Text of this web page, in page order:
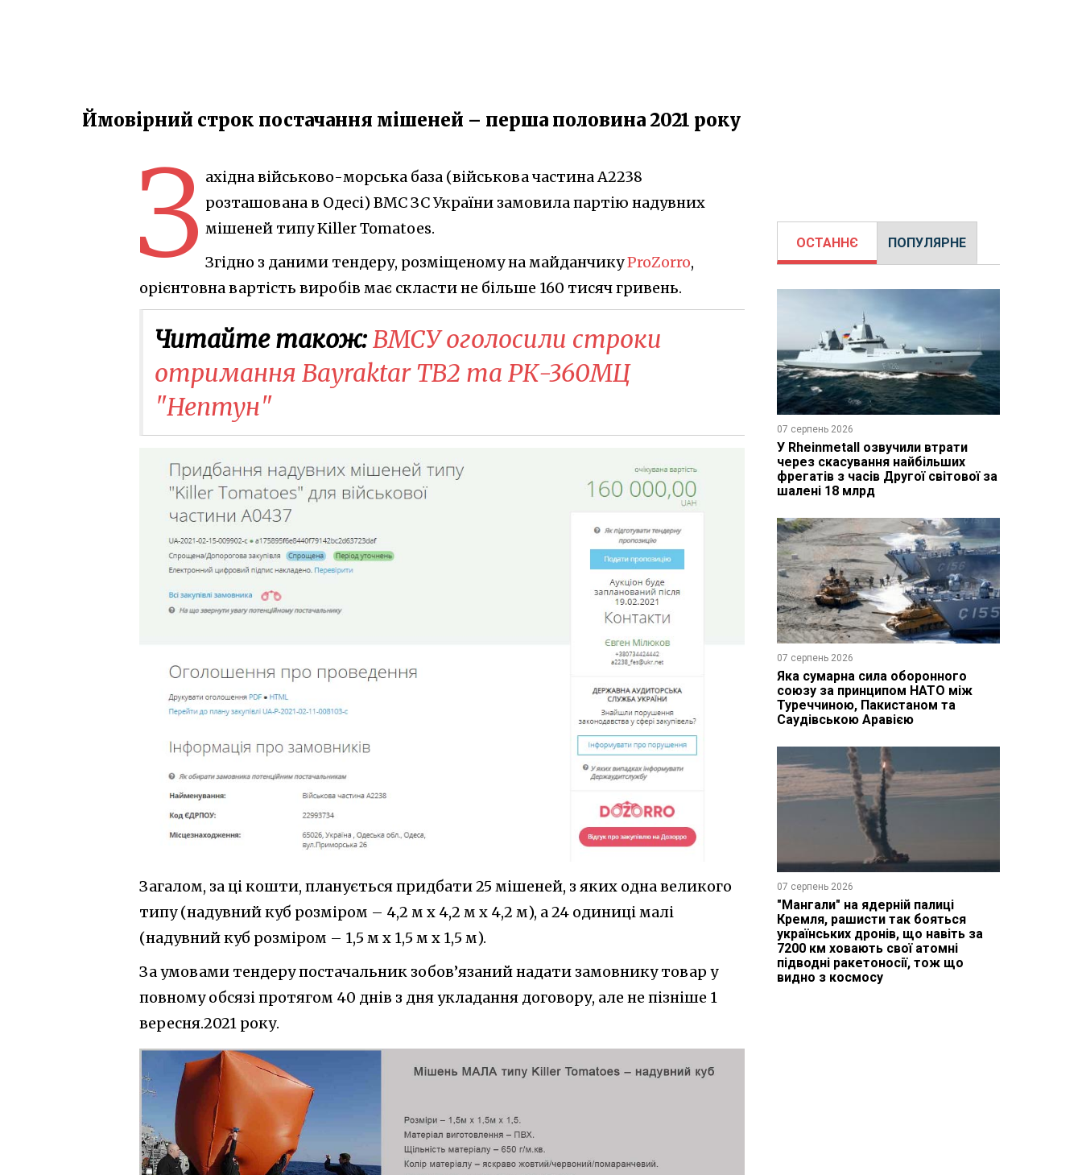
Ймовірний строк постачання мішеней – перша половина 2021 року
З ахідна військово-морська база (військова частина А2238
розташована в Одесі) ВМС ЗС України замовила партію надувних
мішеней типу Killer Tomatoes.
Згідно з даними тендеру, розміщеному на майданчикуProZorro,
орієнтовна вартість виробів має скласти не більше 160 тисяч гривень.
Читайте також:​ВМСУ оголосили строки
отримання Bayraktar TB2 та РК-360МЦ
"Нептун"
Загалом, за ці кошти, планується придбати 25 мішеней, з яких одна великого
типу (надувний куб розміром – 4,2 м х 4,2 м х 4,2 м), а 24 одиниці малі
(надувний куб розміром – 1,5 м х 1,5 м х 1,5 м).
За умовами тендеру постачальник зобов’язаний надати замовнику товар у
повному обсязі протягом 40 днів з дня укладання договору, але не пізніше 1
вересня.2021 року.
ОСТАННЄ ПОПУЛЯРНЕ
07 серпень 2026
У Rheinmetall озвучили втрати
через скасування найбільших
фрегатів з часів Другої світової за
шалені 18 млрд
07 серпень 2026
Яка сумарна сила оборонного
союзу за принципом НАТО між
Туреччиною, Пакистаном та
Саудівською Аравією
07 серпень 2026
"Мангали" на ядерній палиці
Кремля, рашисти так бояться
українських дронів, що навіть за
7200 км ховають свої атомні
підводні ракетоносії, тож що
видно з космосу